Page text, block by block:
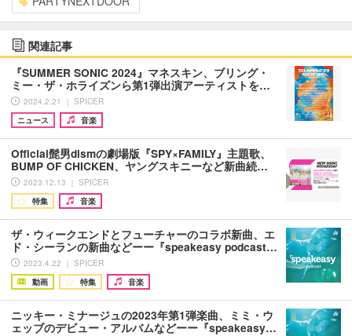
関連記事
『SUMMER SONIC 2024』マネスキン、ブリング・
ミー・ザ・ホライズンら第1弾出演アーティストを…
2024.2.21 ｜ SPICER
ニュース
音楽
Official髭男dismの劇場版『SPY×FAMILY』主題歌、
BUMP OF CHICKEN、ヤングスキニーなど新曲続…
2023.12.13 ｜ SPICER
特集
音楽
ザ・ウィークエンドとフューチャーのコラボ新曲、エ
ド・シーランの新曲などーー『speakeasy podcast…
2023.4.22 ｜ SPICER
動画
特集 音楽
ニッキー・ミナージュの2023年第1弾楽曲、ミミ・ウ
ェッブのデビュー・アルバムなどーー『speakeasy…